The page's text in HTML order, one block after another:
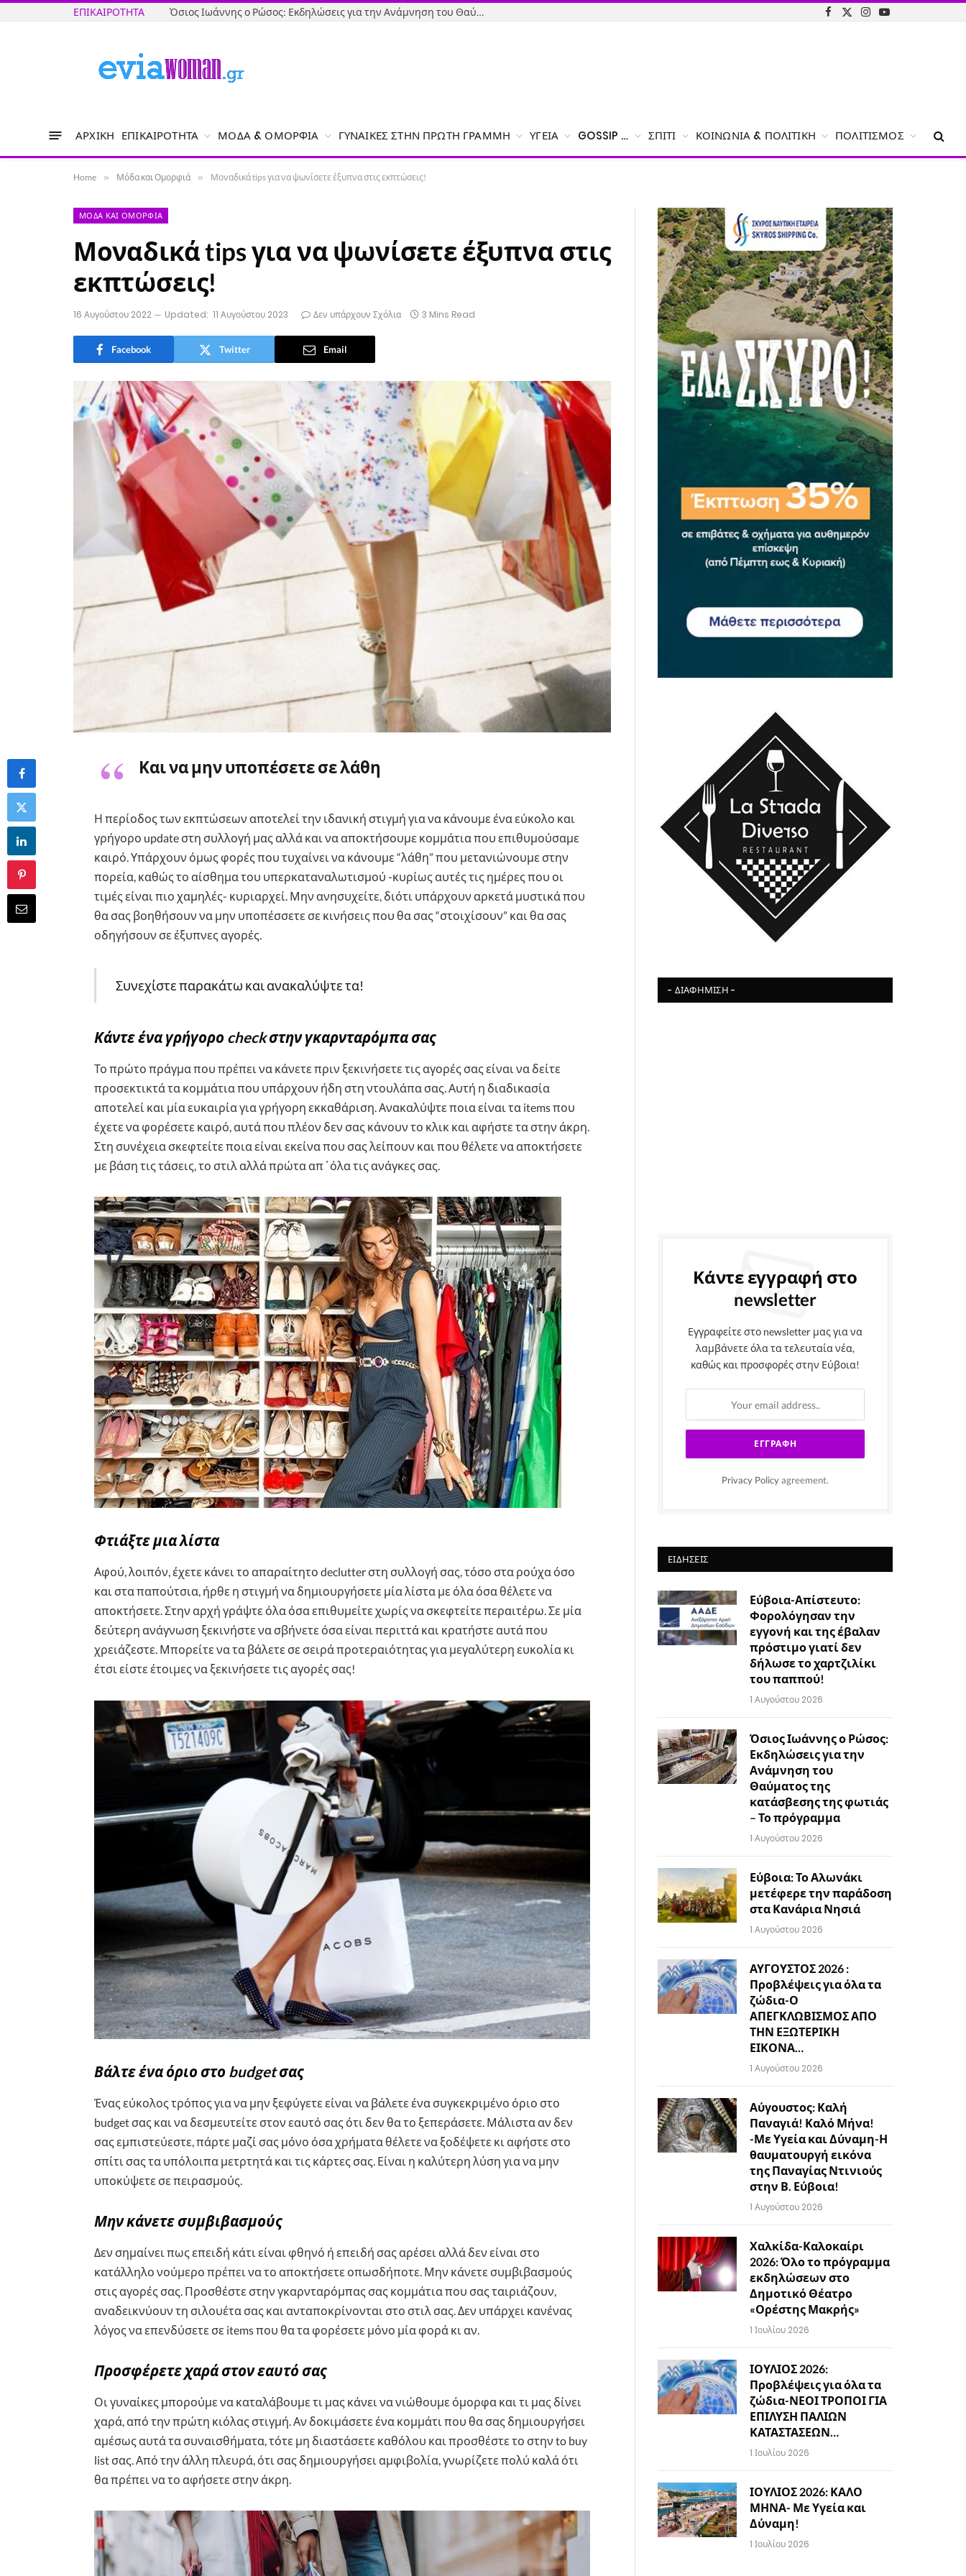
ΕΠΙΚΑΙΡΌΤΗΤΑ Όσιος Ιωάννης ο Ρώσος: Εκδηλώσεις για την Ανάμνηση του Θαύματος της κατάσβεσης της φωτιάς – Το πρόγραμμα
Facebook
X
Instagram
YouTube
ΑΡΧΙΚΉ ΕΠΙΚΑΙΡΌΤΗΤΑ ΜΌΔΑ & ΟΜΟΡΦΙΆ ΓΥΝΑΊΚΕΣ ΣΤΗΝ ΠΡΏΤΗ ΓΡΑΜΜΉ ΥΓΕΊΑ GOSSIP … ΣΠΊΤΙ ΚΟΙΝΩΝΊΑ & ΠΟΛΙΤΙΚΉ ΠΟΛΙΤΙΣΜΌΣ
Home » Μόδα και Ομορφιά » Μοναδικά tips για να ψωνίσετε έξυπνα στις εκπτώσεις!
ΜΌΔΑ ΚΑΙ ΟΜΟΡΦΙΆ
Μοναδικά tips για να ψωνίσετε έξυπνα στις
εκπτώσεις!
16 Αυγούστου 2022 Updated: 11 Αυγούστου 2023 Δεν υπάρχουν Σχόλια 3 Mins Read
Facebook Twitter Email
Και να μην υποπέσετε σε λάθη
Η περίοδος των εκπτώσεων αποτελεί την ιδανική στιγμή για να κάνουμε ένα εύκολο και
γρήγορο update στη συλλογή μας αλλά και να αποκτήσουμε κομμάτια που επιθυμούσαμε
καιρό. Υπάρχουν όμως φορές που τυχαίνει να κάνουμε “λάθη” που μετανιώνουμε στην
πορεία, καθώς το αίσθημα του υπερκαταναλωτισμού -κυρίως αυτές τις ημέρες που οι
τιμές είναι πιο χαμηλές- κυριαρχεί. Μην ανησυχείτε, διότι υπάρχουν αρκετά μυστικά που
θα σας βοηθήσουν να μην υποπέσσετε σε κινήσεις που θα σας “στοιχίσουν” και θα σας
οδηγήσουν σε έξυπνες αγορές.
Συνεχίστε παρακάτω και ανακαλύψτε τα!
Κάντε ένα γρήγορο check στην γκαρνταρόμπα σας
Το πρώτο πράγμα που πρέπει να κάνετε πριν ξεκινήσετε τις αγορές σας είναι να δείτε
προσεκτικτά τα κομμάτια που υπάρχουν ήδη στη ντουλάπα σας. Αυτή η διαδικασία
αποτελεί και μία ευκαιρία για γρήγορη εκκαθάριση. Ανακαλύψτε ποια είναι τα items που
έχετε να φορέσετε καιρό, αυτά που πλέον δεν σας κάνουν το κλικ και αφήστε τα στην άκρη.
Στη συνέχεια σκεφτείτε ποια είναι εκείνα που σας λείπουν και που θέλετε να αποκτήσετε
με βάση τις τάσεις, το στιλ αλλά πρώτα απ΄όλα τις ανάγκες σας.
Φτιάξτε μια λίστα
Αφού, λοιπόν, έχετε κάνει το απαραίτητο declutter στη συλλογή σας, τόσο στα ρούχα όσο
και στα παπούτσια, ήρθε η στιγμή να δημιουργήσετε μία λίστα με όλα όσα θέλετε να
αποκτήσετε. Στην αρχή γράψτε όλα όσα επιθυμείτε χωρίς να σκεφτείτε περαιτέρω. Σε μία
δεύτερη ανάγνωση ξεκινήστε να σβήνετε όσα είναι περιττά και κρατήστε αυτά που
χρειάζεστε. Μπορείτε να τα βάλετε σε σειρά προτεραιότητας για μεγαλύτερη ευκολία κι
έτσι είστε έτοιμες να ξεκινήσετε τις αγορές σας!
Βάλτε ένα όριο στο budget σας
Ένας εύκολος τρόπος για να μην ξεφύγετε είναι να βάλετε ένα συγκεκριμένο όριο στο
budget σας και να δεσμευτείτε στον εαυτό σας ότι δεν θα το ξεπεράσετε. Μάλιστα αν δεν
σας εμπιστεύεστε, πάρτε μαζί σας μόνο όσα χρήματα θέλετε να ξοδέψετε κι αφήστε στο
σπίτι σας τα υπόλοιπα μετρτητά και τις κάρτες σας. Είναι η καλύτερη λύση για να μην
υποκύψετε σε πειρασμούς.
Μην κάνετε συμβιβασμούς
Δεν σημαίνει πως επειδή κάτι είναι φθηνό ή επειδή σας αρέσει αλλά δεν είναι στο
κατάλληλο νούμερο πρέπει να το αποκτήσετε οπωσδήποτε. Μην κάνετε συμβιβασμούς
στις αγορές σας. Προσθέστε στην γκαρνταρόμπας σας κομμάτια που σας ταιριάζουν,
αναδεικνύουν τη σιλουέτα σας και ανταποκρίνονται στο στιλ σας. Δεν υπάρχει κανένας
λόγος να επενδύσετε σε items που θα τα φορέσετε μόνο μία φορά κι αν.
Προσφέρετε χαρά στον εαυτό σας
Οι γυναίκες μπορούμε να καταλάβουμε τι μας κάνει να νιώθουμε όμορφα και τι μας δίνει
χαρά, από την πρώτη κιόλας στιγμή. Αν δοκιμάσετε ένα κομμάτι που θα σας δημιουργήσει
αμέσως αυτά τα συναισθήματα, τότε μη διαστάσετε καθόλου και προσθέστε το στην to buy
list σας. Από την άλλη πλευρά, ότι σας δημιουργήσει αμφιβολία, γνωρίζετε πολύ καλά ότι
θα πρέπει να το αφήσετε στην άκρη.
- ΔΙΑΦΉΜΙΣΗ -
Κάντε εγγραφή στο
newsletter
Εγγραφείτε στο newsletter μας για να
λαμβάνετε όλα τα τελευταία νέα,
καθώς και προσφορές στην Εύβοια!
Privacy Policy agreement.
ΕΙΔΉΣΕΙΣ
Εύβοια-Απίστευτο:
Φορολόγησαν την
εγγονή και της έβαλαν
πρόστιμο γιατί δεν
δήλωσε το χαρτζιλίκι
του παππού!
1 Αυγούστου 2026
Όσιος Ιωάννης ο Ρώσος:
Εκδηλώσεις για την
Ανάμνηση του
Θαύματος της
κατάσβεσης της φωτιάς
– Το πρόγραμμα
1 Αυγούστου 2026
Εύβοια: Το Αλωνάκι
μετέφερε την παράδοση
στα Κανάρια Νησιά
1 Αυγούστου 2026
ΑΥΓΟΥΣΤΟΣ 2026 :
Προβλέψεις για όλα τα
ζώδια-Ο
ΑΠΕΓΚΛΩΒΙΣΜΟΣ ΑΠΟ
ΤΗΝ ΕΞΩΤΕΡΙΚΗ
ΕΙΚΟΝΑ…
1 Αυγούστου 2026
Αύγουστος: Καλή
Παναγιά! Καλό Μήνα!
-Με Υγεία και Δύναμη-Η
θαυματουργή εικόνα
της Παναγίας Ντινιούς
στην Β. Εύβοια!
1 Αυγούστου 2026
Χαλκίδα-Καλοκαίρι
2026: Όλο το πρόγραμμα
εκδηλώσεων στο
Δημοτικό Θέατρο
«Ορέστης Μακρής»
1 Ιουλίου 2026
ΙΟΥΛΙΟΣ 2026:
Προβλέψεις για όλα τα
ζώδια-ΝΕΟΙ ΤΡΟΠΟΙ ΓΙΑ
ΕΠΙΛΥΣΗ ΠΑΛΙΩΝ
ΚΑΤΑΣΤΑΣΕΩΝ…
1 Ιουλίου 2026
ΙΟΥΛΙΟΣ 2026: ΚΑΛΟ
ΜΗΝΑ- Με Υγεία και
Δύναμη!
1 Ιουλίου 2026